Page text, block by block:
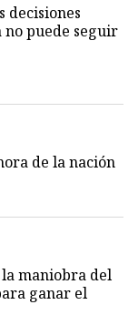
decisiones
no puede seguir
de la nación
maniobra del
ganar el